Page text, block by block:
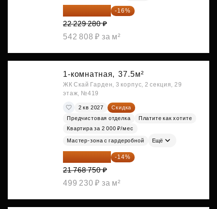
18 672 595 ₽ -16%
22 229 280 ₽
542 808 ₽ за м²
1-комнатная, 37.5м²
ЖК Скай Гарден, 3 корпус, 2 секция, 29
этаж, №419
2 кв 2027
Скидка
Предчистовая отделка
Платите как хотите
Квартира за 2 000 ₽/мес
Мастер-зона с гардеробной Ещё
18 721 125 ₽ -14%
21 768 750 ₽
499 230 ₽ за м²